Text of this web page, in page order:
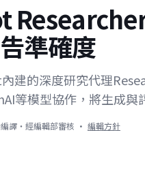
準確度
建的深度研究代理
等模型協作，將生成與
譯・經編輯部審核 · 編輯方針